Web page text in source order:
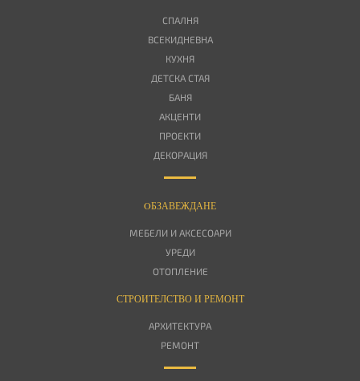
СПАЛНЯ
ВСЕКИДНЕВНА
КУХНЯ
ДЕТСКА СТАЯ
БАНЯ
АКЦЕНТИ
ПРОЕКТИ
ДЕКОРАЦИЯ
OБЗАВЕЖДАНЕ
МЕБЕЛИ И АКСЕСОАРИ
УРЕДИ
ОТОПЛЕНИЕ
СТРОИТЕЛСТВО И РЕМОНТ
АРХИТЕКТУРА
РЕМОНТ